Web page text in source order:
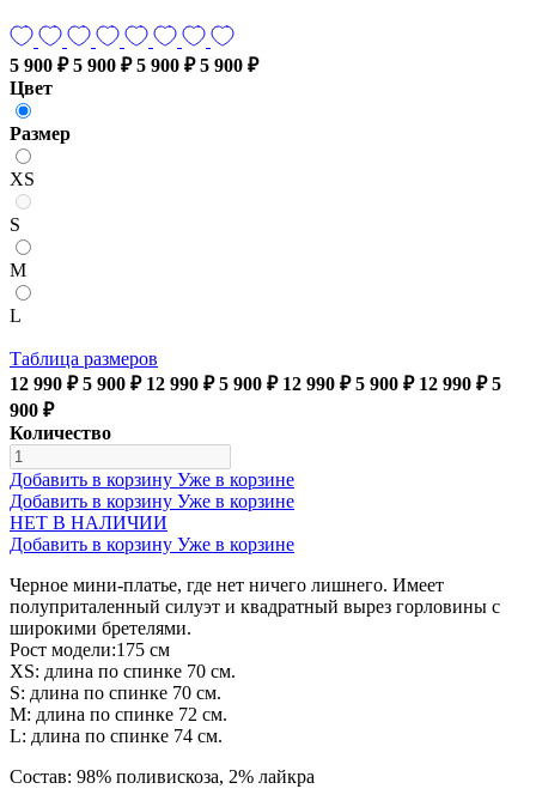
5 900 ₽ 5 900 ₽ 5 900 ₽ 5 900 ₽
Цвет
Размер
XS
S
M
L
Таблица размеров
12 990 ₽ 5 900 ₽ 12 990 ₽ 5 900 ₽ 12 990 ₽ 5 900 ₽ 12 990 ₽ 5
900 ₽
Количество
Добавить в корзину Уже в корзине
Добавить в корзину Уже в корзине
НЕТ В НАЛИЧИИ
Добавить в корзину Уже в корзине
Черное мини-платье, где нет ничего лишнего. Имеет
полуприталенный силуэт и квадратный вырез горловины с
широкими бретелями.
Рост модели:175 см
XS: длина по спинке 70 см.
S: длина по спинке 70 см.
М: длина по спинке 72 см.
L: длина по спинке 74 см.
Состав: 98% поливискоза, 2% лайкра